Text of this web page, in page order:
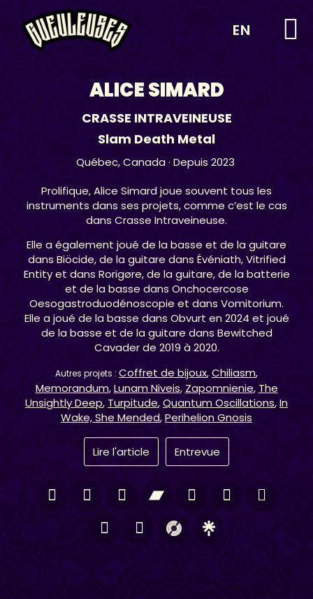
EN
ALICE SIMARD
CRASSE INTRAVEINEUSE
Slam Death Metal
Québec, Canada · Depuis 2023
Prolifique, Alice Simard joue souvent tous les
instruments dans ses projets, comme c’est le cas
dans Crasse Intraveineuse.
Elle a également joué de la basse et de la guitare
dans Biöcide, de la guitare dans Événiath, Vitrified
Entity et dans Rorigøre, de la guitare, de la batterie
et de la basse dans Onchocercose
Oesogastroduodénoscopie et dans Vomitorium.
Elle a joué de la basse dans Obvurt en 2024 et joué
de la basse et de la guitare dans Bewitched
Cavader de 2019 à 2020.
Autres projets : Coffret de bijoux,Chiliasm,
Memorandum,Lunam Niveis, Zapomnienie, The
Unsightly Deep, Turpitude,Quantum Oscillations,In
Wake, She Mended,Perihelion Gnosis
Lire l'article Entrevue